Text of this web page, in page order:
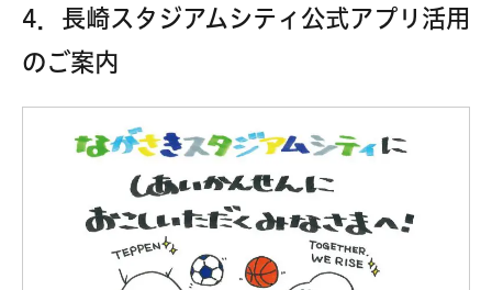
4．長崎スタジアムシティ公式アプリ活用
のご案内